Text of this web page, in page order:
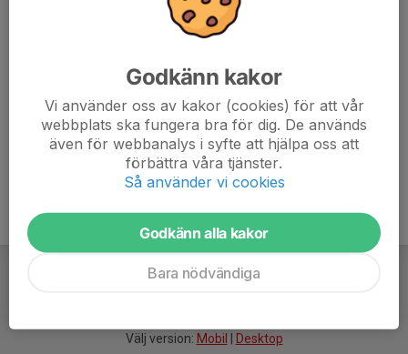
Välj version: Mobil Desktop
Godkänn kakor
Vi använder oss av kakor (cookies) för att vår
webbplats ska fungera bra för dig. De används
även för webbanalys i syfte att hjälpa oss att
förbättra våra tjänster.
Så använder vi cookies
Godkänn alla kakor
Bara nödvändiga